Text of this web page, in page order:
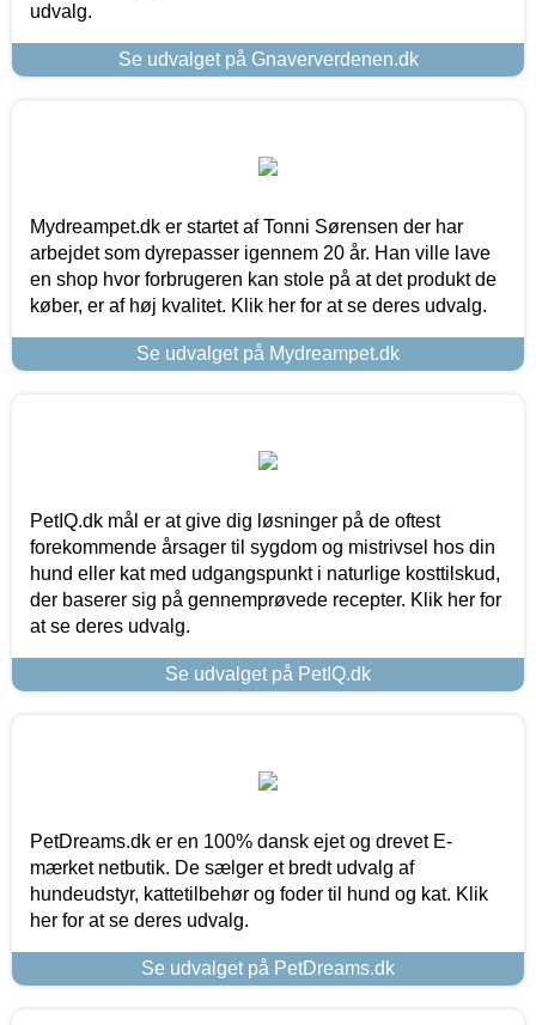
udvalg.
Se udvalget på Gnaververdenen.dk
Mydreampet.dk er startet af Tonni Sørensen der har
arbejdet som dyrepasser igennem 20 år. Han ville lave
en shop hvor forbrugeren kan stole på at det produkt de
køber, er af høj kvalitet. Klik her for at se deres udvalg.
Se udvalget på Mydreampet.dk
PetIQ.dk mål er at give dig løsninger på de oftest
forekommende årsager til sygdom og mistrivsel hos din
hund eller kat med udgangspunkt i naturlige kosttilskud,
der baserer sig på gennemprøvede recepter. Klik her for
at se deres udvalg.
Se udvalget på PetIQ.dk
PetDreams.dk er en 100% dansk ejet og drevet E-
mærket netbutik. De sælger et bredt udvalg af
hundeudstyr, kattetilbehør og foder til hund og kat. Klik
her for at se deres udvalg.
Se udvalget på PetDreams.dk